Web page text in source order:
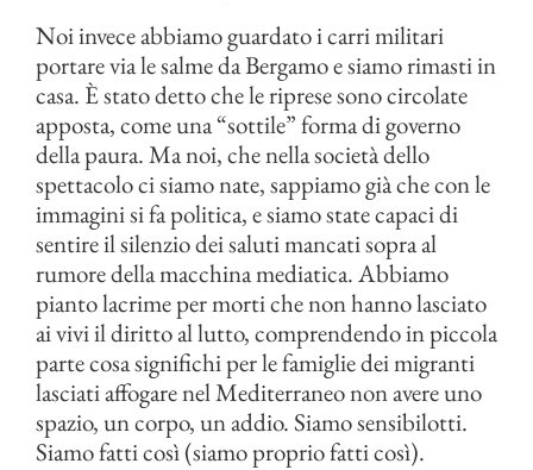
Noi invece abbiamo guardato i carri militari
portare via le salme da Bergamo e siamo rimasti in
casa. È stato detto che le riprese sono circolate
apposta, come una “sottile” forma di governo
della paura. Ma noi, che nella società dello
spettacolo ci siamo nate, sappiamo già che con le
immagini si fa politica, e siamo state capaci di
sentire il silenzio dei saluti mancati sopra al
rumore della macchina mediatica. Abbiamo
pianto lacrime per morti che non hanno lasciato
ai vivi il diritto al lutto, comprendendo in piccola
parte cosa significhi per le famiglie dei migranti
lasciati affogare nel Mediterraneo non avere uno
spazio, un corpo, un addio. Siamo sensibilotti.
Siamo fatti così (siamo proprio fatti così).